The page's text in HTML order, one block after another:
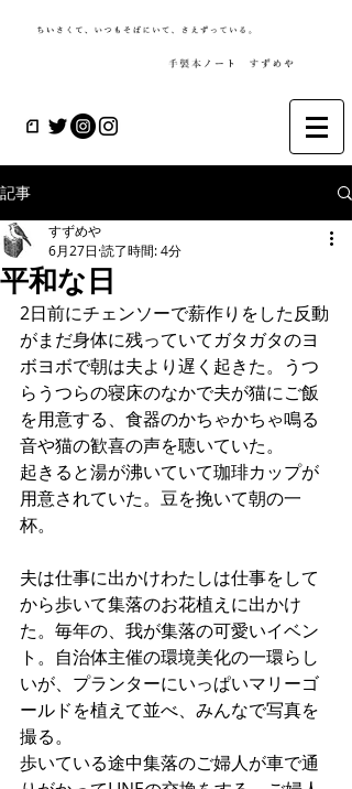
記事
平和な日
すずめや
6月27日 読了時間: 4分
2日前にチェンソーで薪作りをした反動
がまだ身体に残っていてガタガタのヨ
ボヨボで朝は夫より遅く起きた。うつ
らうつらの寝床のなかで夫が猫にご飯
を用意する、食器のかちゃかちゃ鳴る
音や猫の歓喜の声を聴いていた。
起きると湯が沸いていて珈琲カップが
用意されていた。豆を挽いて朝の一
杯。
夫は仕事に出かけわたしは仕事をして
から歩いて集落のお花植えに出かけ
た。毎年の、我が集落の可愛いイベン
ト。自治体主催の環境美化の一環らし
いが、プランターにいっぱいマリーゴ
ールドを植えて並べ、みんなで写真を
撮る。
歩いている途中集落のご婦人が車で通